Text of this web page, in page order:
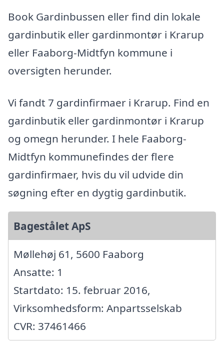
Book Gardinbussen eller find din lokale
gardinbutik eller gardinmontør i Krarup
eller Faaborg-Midtfyn kommune i
oversigten herunder.
Vi fandt 7 gardinfirmaer i Krarup. Find en
gardinbutik eller gardinmontør i Krarup
og omegn herunder. I hele Faaborg-
Midtfyn kommunefindes der flere
gardinfirmaer, hvis du vil udvide din
søgning efter en dygtig gardinbutik.
Bagestålet ApS
Møllehøj 61, 5600 Faaborg
Ansatte: 1
Startdato: 15. februar 2016,
Virksomhedsform: Anpartsselskab
CVR: 37461466